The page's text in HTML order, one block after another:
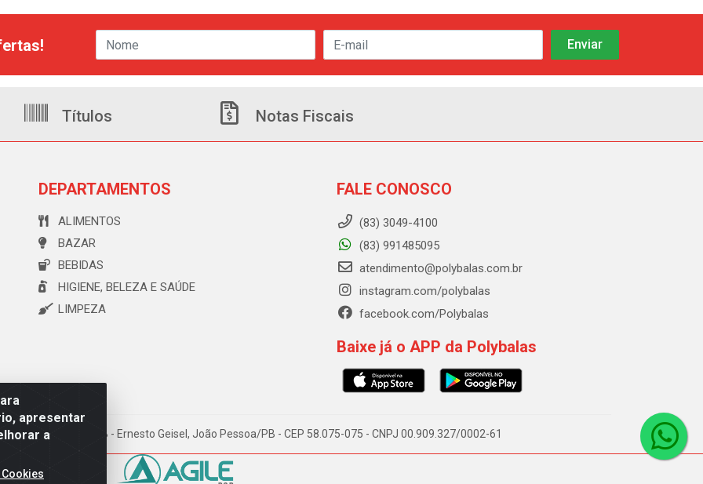
apresentar
a
Títulos Notas Fiscais
DEPARTAMENTOS
ALIMENTOS
BAZAR
BEBIDAS
HIGIENE, BELEZA E SAÚDE
LIMPEZA
FALE CONOSCO
(83) 3049-4100
(83) 991485095
atendimento@polybalas.com.br
instagram.com/polybalas
facebook.com/Polybalas
Baixe já o APP da Polybalas
173 Galpão B - Ernesto Geisel, João Pessoa/PB - CEP 58.075-075 - CNPJ 00.909.327/0002-61